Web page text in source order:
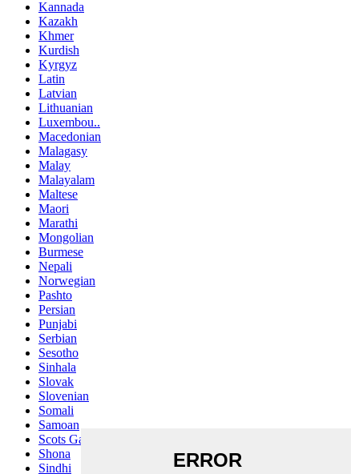
Kannada
Kazakh
Khmer
Kurdish
Kyrgyz
Latin
Latvian
Lithuanian
Luxembou..
Macedonian
Malagasy
Malay
Malayalam
Maltese
Maori
Marathi
Mongolian
Burmese
Nepali
Norwegian
Pashto
Persian
Punjabi
Serbian
Sesotho
Sinhala
Slovak
Slovenian
Somali
Samoan
Scots Gaelic
Shona
Sindhi